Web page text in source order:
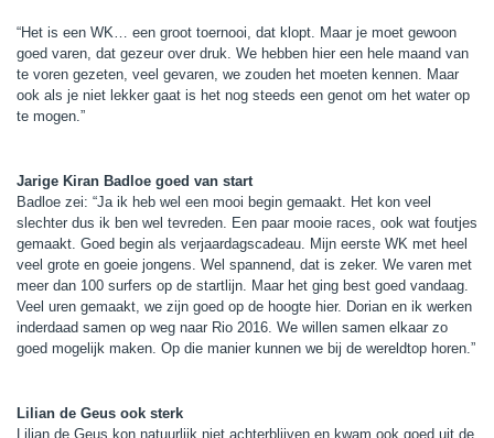
“Het is een WK… een groot toernooi, dat klopt. Maar je moet gewoon
goed varen, dat gezeur over druk. We hebben hier een hele maand van
te voren gezeten, veel gevaren, we zouden het moeten kennen. Maar
ook als je niet lekker gaat is het nog steeds een genot om het water op
te mogen.”
Jarige Kiran Badloe goed van start
Badloe zei: “Ja ik heb wel een mooi begin gemaakt. Het kon veel
slechter dus ik ben wel tevreden. Een paar mooie races, ook wat foutjes
gemaakt. Goed begin als verjaardagscadeau. Mijn eerste WK met heel
veel grote en goeie jongens. Wel spannend, dat is zeker. We varen met
meer dan 100 surfers op de startlijn. Maar het ging best goed vandaag.
Veel uren gemaakt, we zijn goed op de hoogte hier. Dorian en ik werken
inderdaad samen op weg naar Rio 2016. We willen samen elkaar zo
goed mogelijk maken. Op die manier kunnen we bij de wereldtop horen.”
Lilian de Geus ook sterk
Lilian de Geus kon natuurlijk niet achterblijven en kwam ook goed uit de